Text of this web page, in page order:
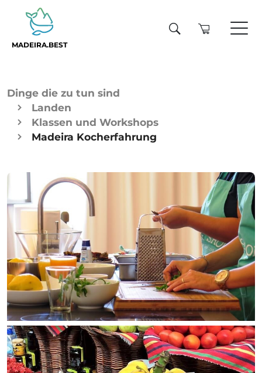
MADEIRA.BEST
Dinge die zu tun sind
Landen
Klassen und Workshops
Madeira Kocherfahrung